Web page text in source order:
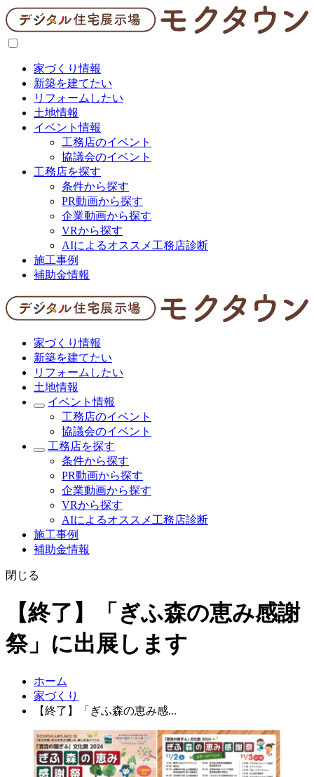
家づくり情報
新築を建てたい
リフォームしたい
土地情報
イベント情報
工務店のイベント
協議会のイベント
工務店を探す
条件から探す
PR動画から探す
企業動画から探す
VRから探す
AIによるオススメ工務店診断
施工事例
補助金情報
家づくり情報
新築を建てたい
リフォームしたい
土地情報
イベント情報
工務店のイベント
協議会のイベント
工務店を探す
条件から探す
PR動画から探す
企業動画から探す
VRから探す
AIによるオススメ工務店診断
施工事例
補助金情報
閉じる
【終了】「ぎふ森の恵み感謝
祭」に出展します
ホーム
家づくり
【終了】「ぎふ森の恵み感...